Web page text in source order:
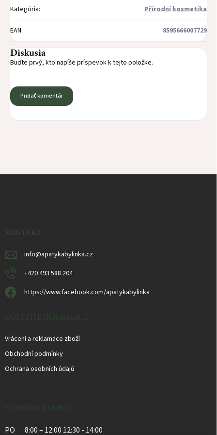
Kategória: Přírodní kosmetika
EAN: 8595666007729
Diskusia
Buďte prvý, kto napíše príspevok k tejto položke.
Pridať komentár
KONTAKT
info@apatykabylinka.cz
+420 493 588 204
https://www.facebook.com/apatykabylinka
DŮLEŽITÉ INFORMACE
Vrácení a reklamace zboží
Obchodní podmínky
Ochrana osobních údajů
OTEVÍRACÍ DOBA
PO 8:00 – 12:00 12:30 - 14:00